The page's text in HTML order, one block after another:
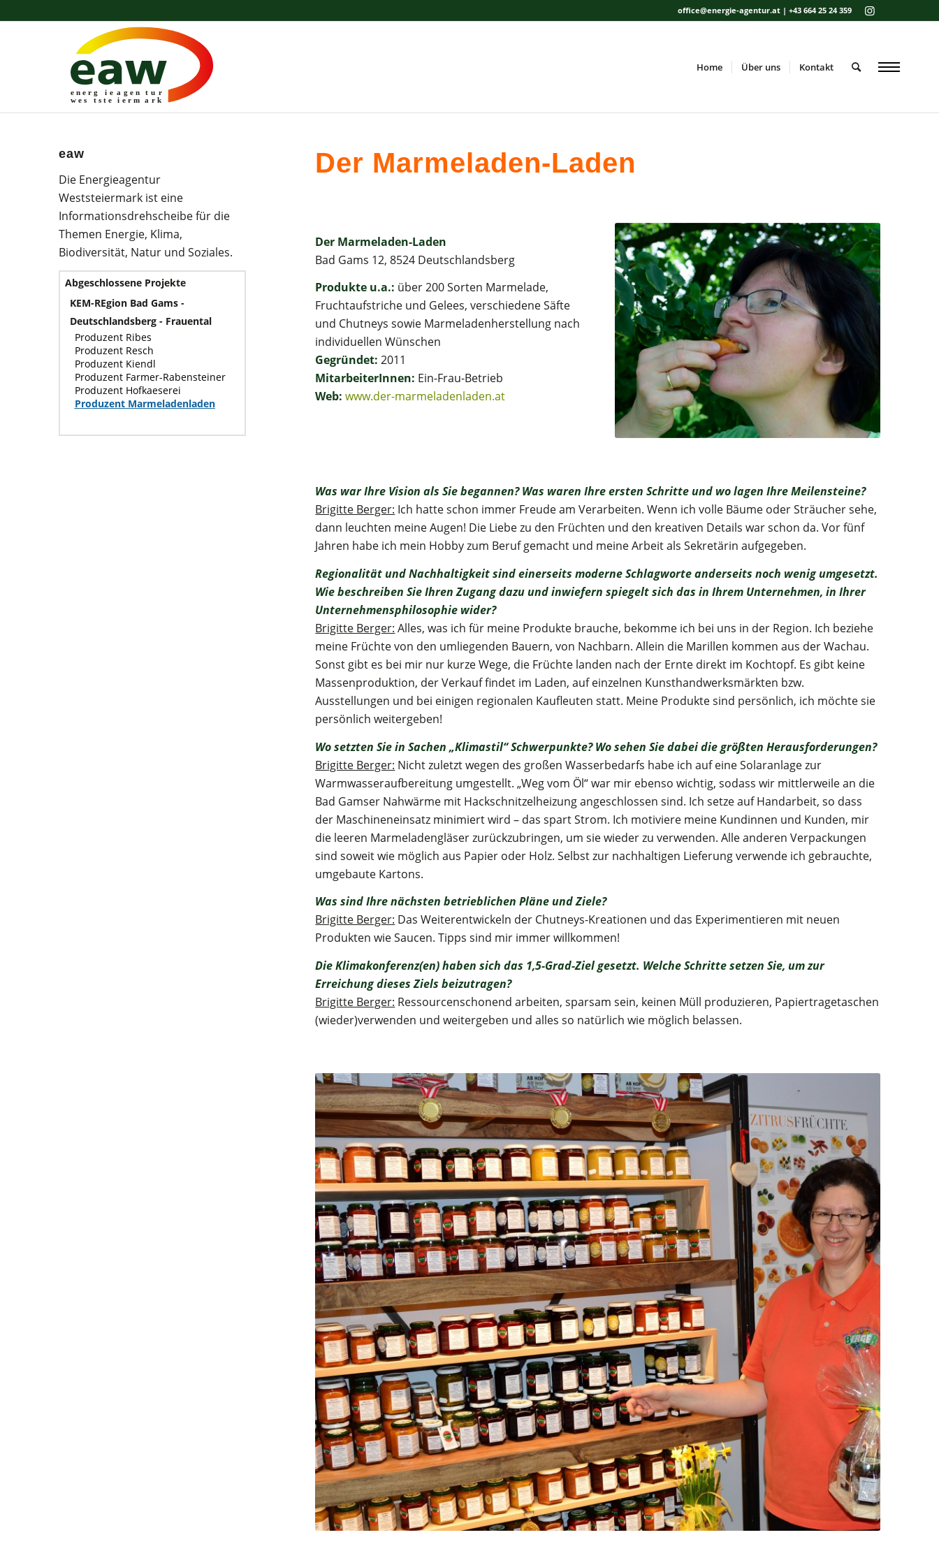
office@energie-agentur.at | +43 664 25 24 359
energ i e a gen t u r
wes t ste i erm a r k
Home Über uns Kontakt
Der Marmeladen-Laden
Der Marmeladen-Laden
Bad Gams 12, 8524 Deutschlandsberg
Produkte u.a.: über 200 Sorten Marmelade,
Fruchtaufstriche und Gelees, verschiedene Säfte
und Chutneys sowie Marmeladenherstellung nach
individuellen Wünschen
Gegründet: 2011
MitarbeiterInnen: Ein-Frau-Betrieb
Web: www.der-marmeladenladen.at
Was war Ihre Vision als Sie begannen? Was waren Ihre ersten Schritte und wo lagen Ihre Meilensteine?
Brigitte Berger: Ich hatte schon immer Freude am Verarbeiten. Wenn ich volle Bäume oder Sträucher sehe,
dann leuchten meine Augen! Die Liebe zu den Früchten und den kreativen Details war schon da. Vor fünf
Jahren habe ich mein Hobby zum Beruf gemacht und meine Arbeit als Sekretärin aufgegeben.
Regionalität und Nachhaltigkeit sind einerseits moderne Schlagworte anderseits noch wenig umgesetzt.
Wie beschreiben Sie Ihren Zugang dazu und inwiefern spiegelt sich das in Ihrem Unternehmen, in Ihrer
Unternehmensphilosophie wider?
Brigitte Berger: Alles, was ich für meine Produkte brauche, bekomme ich bei uns in der Region. Ich beziehe
meine Früchte von den umliegenden Bauern, von Nachbarn. Allein die Marillen kommen aus der Wachau.
Sonst gibt es bei mir nur kurze Wege, die Früchte landen nach der Ernte direkt im Kochtopf. Es gibt keine
Massenproduktion, der Verkauf findet im Laden, auf einzelnen Kunsthandwerksmärkten bzw.
Ausstellungen und bei einigen regionalen Kaufleuten statt. Meine Produkte sind persönlich, ich möchte sie
persönlich weitergeben!
Wo setzten Sie in Sachen „Klimastil“ Schwerpunkte? Wo sehen Sie dabei die größten Herausforderungen?
Brigitte Berger: Nicht zuletzt wegen des großen Wasserbedarfs habe ich auf eine Solaranlage zur
Warmwasseraufbereitung umgestellt. „Weg vom Öl“ war mir ebenso wichtig, sodass wir mittlerweile an die
Bad Gamser Nahwärme mit Hackschnitzelheizung angeschlossen sind. Ich setze auf Handarbeit, so dass
der Maschineneinsatz minimiert wird – das spart Strom. Ich motiviere meine Kundinnen und Kunden, mir
die leeren Marmeladengläser zurückzubringen, um sie wieder zu verwenden. Alle anderen Verpackungen
sind soweit wie möglich aus Papier oder Holz. Selbst zur nachhaltigen Lieferung verwende ich gebrauchte,
umgebaute Kartons.
Was sind Ihre nächsten betrieblichen Pläne und Ziele?
Brigitte Berger: Das Weiterentwickeln der Chutneys-Kreationen und das Experimentieren mit neuen
Produkten wie Saucen. Tipps sind mir immer willkommen!
Die Klimakonferenz(en) haben sich das 1,5-Grad-Ziel gesetzt. Welche Schritte setzen Sie, um zur
Erreichung dieses Ziels beizutragen?
Brigitte Berger: Ressourcenschonend arbeiten, sparsam sein, keinen Müll produzieren, Papiertragetaschen
(wieder)verwenden und weitergeben und alles so natürlich wie möglich belassen.
eaw
Die Energieagentur
Weststeiermark ist eine
Informationsdrehscheibe für die
Themen Energie, Klima,
Biodiversität, Natur und Soziales.
Abgeschlossene Projekte
KEM-REgion Bad Gams -
Deutschlandsberg - Frauental
Produzent Ribes
Produzent Resch
Produzent Kiendl
Produzent Farmer-Rabensteiner
Produzent Hofkaeserei
Produzent Marmeladenladen